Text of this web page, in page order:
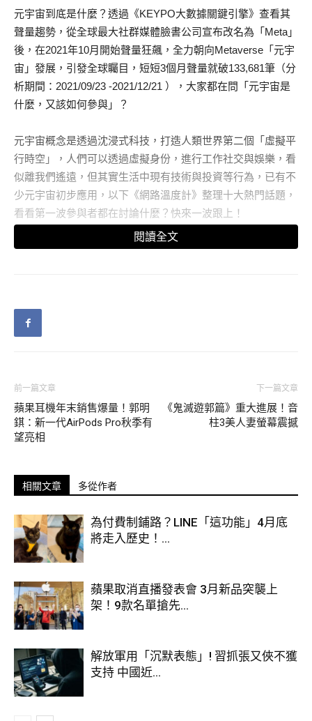
元宇宙到底是什麼？透過《KEYPO大數據關鍵引擎》查看其
聲量趨勢，從全球最大社群媒體臉書公司宣布改名為「Meta」
後，在2021年10月開始聲量狂飆，全力朝向Metaverse「元宇
宙」發展，引發全球矚目，短短3個月聲量就破133,681筆（分
析期間：2021/09/23 -2021/12/21 ），大家都在問「元宇宙是
什麼，又該如何參與」？
元宇宙概念是透過沈浸式科技，打造人類世界第二個「虛擬平
行時空」，人們可以透過虛擬身份，進行工作社交與娛樂，看
似離我們遙遠，但其實生活中現有技術與投資等行為，已有不
少元宇宙初步應用，以下《網路溫度計》整理十大熱門話題，
看看第一波參與者都在討論什麼？快來一波跟上！
元宇宙讓人們充滿想像，不只是經濟與社交，娛樂產業或許也
會有新型態，像是越來越流行的虛擬偶像、虛擬
不論是真人韓國女團aespa推出虛擬角色，到日本席捲全球的
VTuber產業，處處都可以看到娛樂事業走向虛擬化，以更精緻
的技術與團隊操作，市場接受度變高，未來能否在元宇宙有一
席之地備受期待。
閱讀全文
前一篇文章
蘋果耳機年末銷售爆量！郭明
錤：新一代AirPods Pro秋季有
望亮相
下一篇文章
《鬼滅遊郭篇》重大進展！音
柱3美人妻螢幕震撼
相關文章 多從作者
為付費制鋪路？LINE「這功能」4月底
將走入歷史！...
蘋果取消直播發表會 3月新品突襲上
架！9款名單搶先...
解放軍用「沉默表態」! 習抓張又俠不獲
支持 中國近...